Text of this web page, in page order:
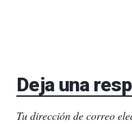
Deja una
Tu dirección de correo